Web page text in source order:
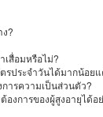
?
สื่อมหรือไม่?
รประจำวันได้มากน้อย
ารความเป็นส่วนตัว?
งการของผู้สูงอายุไ